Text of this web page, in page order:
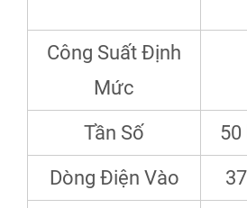
Công Suất Định
Mức
Tần Số
50
Dòng Điện Vào